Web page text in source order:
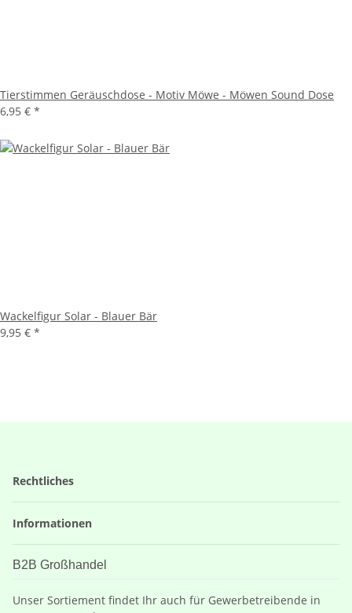
Tierstimmen Geräuschdose - Motiv Möwe - Möwen Sound Dose
6,95 € *
Wackelfigur Solar - Blauer Bär
9,95 € *
Rechtliches
Informationen
B2B Großhandel
Unser Sortiement findet Ihr auch für Gewerbetreibende in